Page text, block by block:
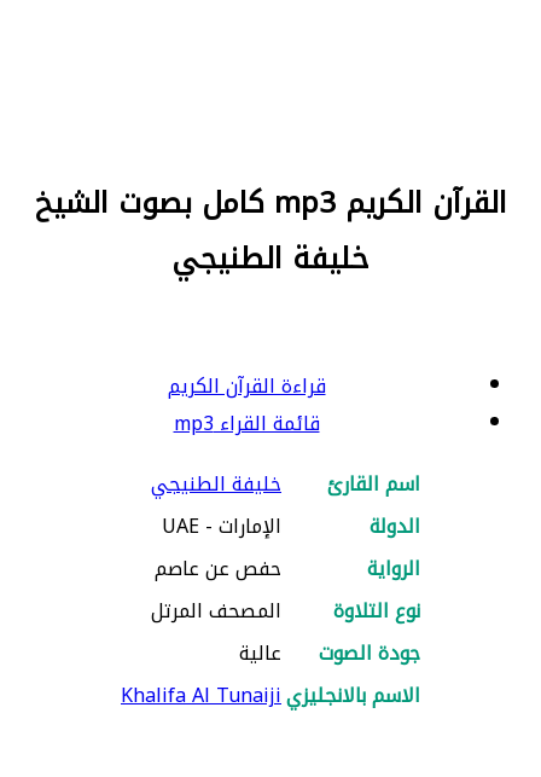
القرآن الكريم mp3 كامل بصوت الشيخ
خليفة الطنيجي
قراءة القرآن الكريم
قائمة القراء mp3
اسم القارئ
خليفة الطنيجي
الدولة
الإمارات - UAE
الرواية
حفص عن عاصم
نوع التلاوة
المصحف المرتل
جودة الصوت
عالية
الاسم بالانجليزيKhalifa Al Tunaiji